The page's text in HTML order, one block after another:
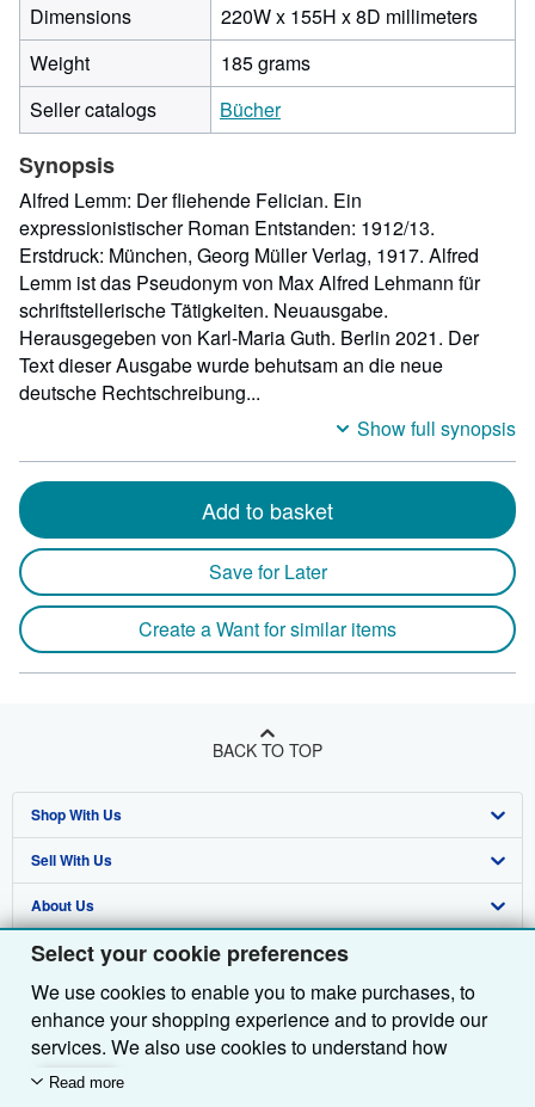
Select your cookie preferences
We use cookies to enable you to make purchases, to
enhance your shopping experience and to provide our
services. We also use cookies to understand how
customers use our services (for example, by measuring
Read more
Dimensions
220W x 155H x 8D millimeters220
by
depth
Weight
185 grams
Seller catalogs
Bücher
Synopsis
Alfred Lemm: Der fliehende Felician. Ein
expressionistischer Roman Entstanden: 1912/13.
Erstdruck: München, Georg Müller Verlag, 1917. Alfred
Lemm ist das Pseudonym von Max Alfred Lehmann für
schriftstellerische Tätigkeiten. Neuausgabe.
Herausgegeben von Karl-Maria Guth. Berlin 2021. Der
Text dieser Ausgabe wurde behutsam an die neue
deutsche Rechtschreibung...
Show full synopsis
Add to basket
Save for Later
Create a Want for similar items
BACK TO TOP
Shop With Us
Advanced Search
Browse Collections
My Account
My Orders
View Basket
Sell With Us
Start Selling
Join Our Affiliate Programme
Book Buyback
Refer a seller
About Us
About AbeBooks
Media
Careers
Privacy Policy
Find Help
Help
Customer Service
Other AbeBooks Companies
AbeBooks.com
AbeBooks.de
Follow AbeBooks